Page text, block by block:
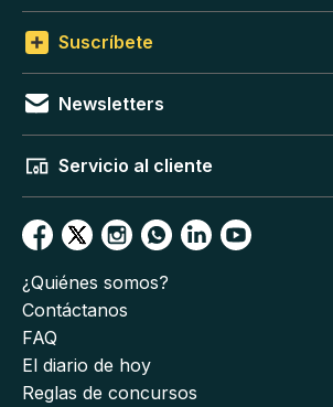
Suscríbete
Newsletters
Servicio al cliente
¿Quiénes somos?
Contáctanos
FAQ
El diario de hoy
Reglas de concursos